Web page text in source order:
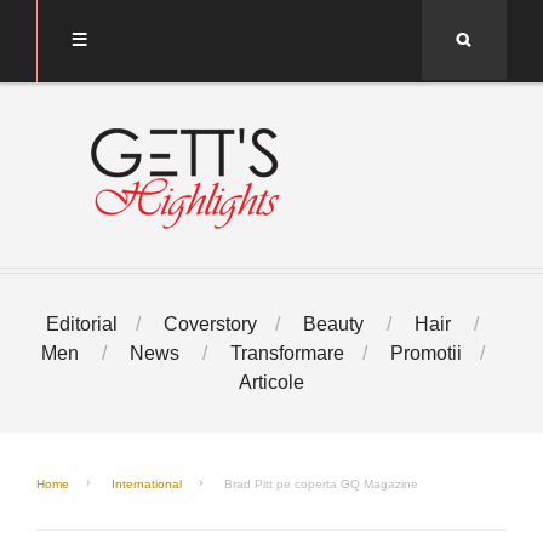
Editorial Coverstory Beauty
Hair
Men
News Transformare
Promotii
Articole
Home International Brad Pitt pe coperta GQ Magazine